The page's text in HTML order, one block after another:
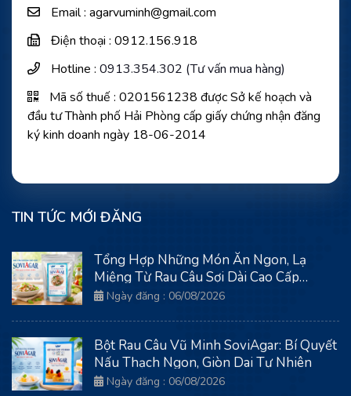
Email : agarvuminh@gmail.com
Điện thoại : 0912.156.918
Hotline : 0913.354.302 (Tư vấn mua hàng)
Mã số thuế : 0201561238 được Sở kế hoạch và
đầu tư Thành phố Hải Phòng cấp giấy chứng nhận đăng
ký kinh doanh ngày 18-06-2014
TIN TỨC MỚI ĐĂNG
Tổng Hợp Những Món Ăn Ngon, Lạ
Miệng Từ Rau Câu Sợi Dài Cao Cấp
SoviAgar
Ngày đăng : 06/08/2026
Bột Rau Câu Vũ Minh SoviAgar: Bí Quyết
Nấu Thạch Ngon, Giòn Dai Tự Nhiên
Ngày đăng : 06/08/2026